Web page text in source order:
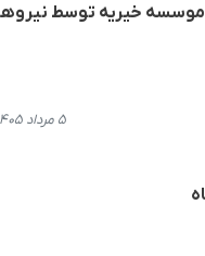
موسسه خیریه توسط
۵ مرداد ۱۴۰۵، ۱۰:۵۵